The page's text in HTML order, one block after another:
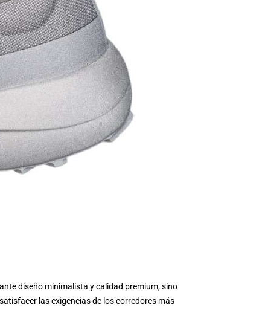
diseño minimalista y calidad premium, sino
las exigencias de los corredores más